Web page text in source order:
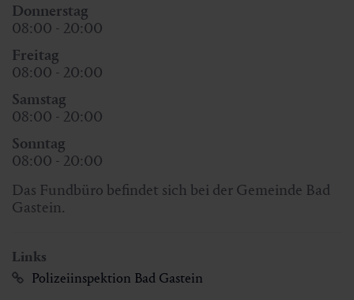
Donnerstag
08:00 - 20:00
Freitag
08:00 - 20:00
Samstag
08:00 - 20:00
Sonntag
08:00 - 20:00
Das Fundbüro befindet sich bei der Gemeinde Bad
Gastein.
Links
Polizeiinspektion Bad Gastein